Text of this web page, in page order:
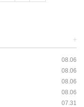
+
08.06
08.06
08.06
08.06
07.31